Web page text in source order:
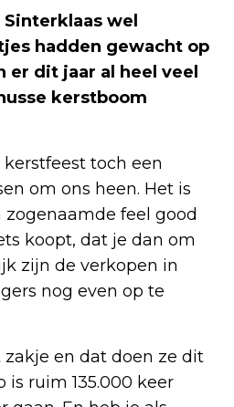
wel
hadden gewacht op
dit jaar al heel veel
kerstboom
toch een
om ons heen. Het is
feel good
koopt, dat je dan om
zijn de verkopen in
nog even op te
en dat doen ze dit
ruim 135.000 keer